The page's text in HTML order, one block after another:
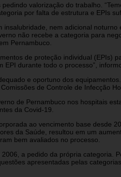
valorização do trabalho.
por falta de estrutura e EPIs
nem adicional
não recebe a categoria para
Pernambuco.
de proteção individual (EPIs)
durante todo o processo”,
e oportuno dos
de Controle de Infecção
de Pernambuco nos hospitais
da Covid-19.
ao vencimento base desde
da Saúde, resultou em um
bem avaliados no processo.
a pedido da própria categoria.
apresentadas pelas categorias.